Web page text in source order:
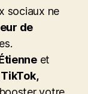
sociaux ne
de
et